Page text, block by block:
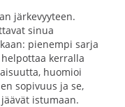
järkevyyteen.
sinua
pienempi sarja
kerralla
huomioi
sopivuus ja se,
istumaan.